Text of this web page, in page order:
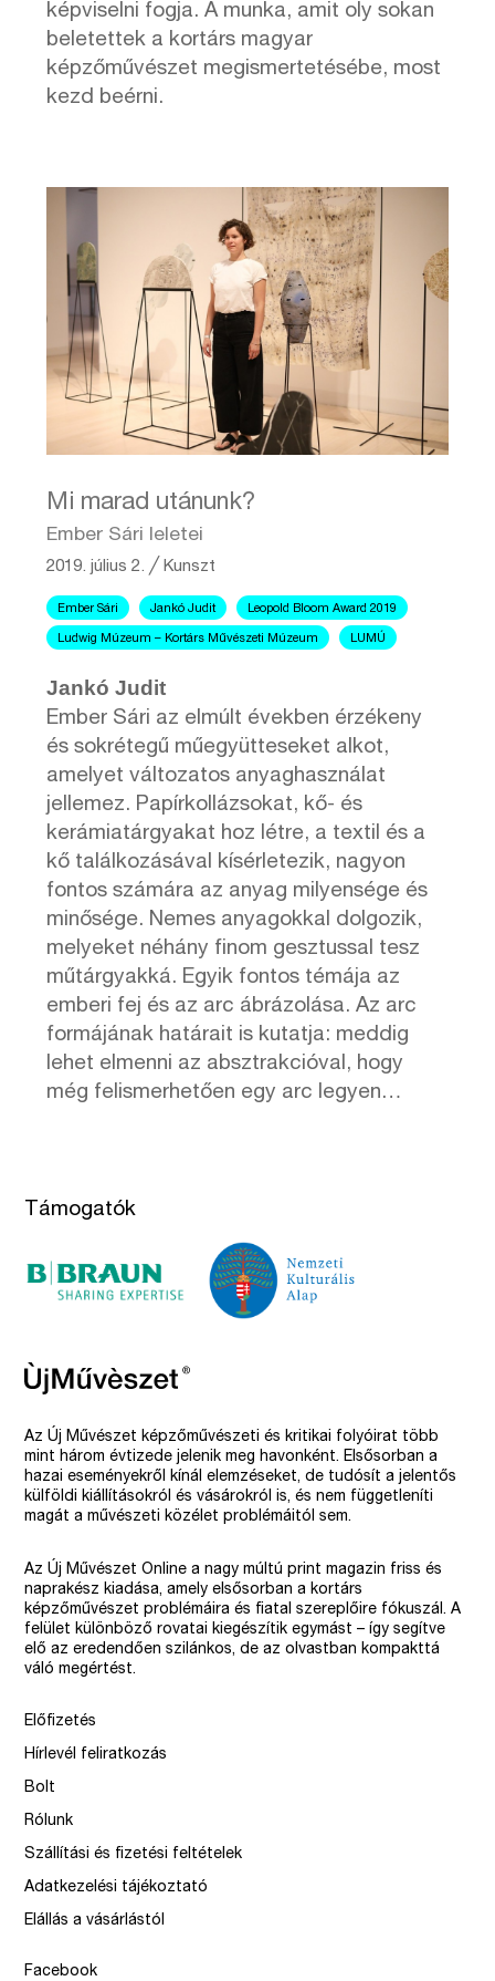
képviselni fogja. A munka, amit oly sokan
beletettek a kortárs magyar
képzőművészet megismertetésébe, most
kezd beérni.
Mi marad utánunk?
Ember Sári leletei
2019. július 2. ╱Kunszt
Ember Sári Jankó Judit Leopold Bloom Award 2019
Ludwig Múzeum – Kortárs Művészeti Múzeum LUMÚ
Jankó Judit
Ember Sári az elmúlt években érzékeny
és sokrétegű műegyütteseket alkot,
amelyet változatos anyaghasználat
jellemez. Papírkollázsokat, kő- és
kerámiatárgyakat hoz létre, a textil és a
kő találkozásával kísérletezik, nagyon
fontos számára az anyag milyensége és
minősége. Nemes anyagokkal dolgozik,
melyeket néhány finom gesztussal tesz
műtárgyakká. Egyik fontos témája az
emberi fej és az arc ábrázolása. Az arc
formájának határait is kutatja: meddig
lehet elmenni az absztrakcióval, hogy
még felismerhetően egy arc legyen…
Támogatók
Az Új Művészet képzőművészeti és kritikai folyóirat több
mint három évtizede jelenik meg havonként. Elsősorban a
hazai eseményekről kínál elemzéseket, de tudósít a jelentős
külföldi kiállításokról és vásárokról is, és nem függetleníti
magát a művészeti közélet problémáitól sem.
Az Új Művészet Online a nagy múltú print magazin friss és
naprakész kiadása, amely elsősorban a kortárs
képzőművészet problémáira és fiatal szereplőire fókuszál. A
felület különböző rovatai kiegészítik egymást – így segítve
elő az eredendően szilánkos, de az olvastban kompakttá
váló megértést.
Előfizetés
Hírlevél feliratkozás
Bolt
Rólunk
Szállítási és fizetési feltételek
Adatkezelési tájékoztató
Elállás a vásárlástól
Facebook